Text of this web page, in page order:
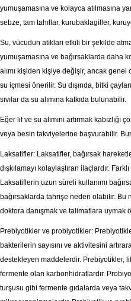
yumuşamasına ve kolayca atılmasına
sebze, tam tahıllar, kurubaklagiller,
Su, vücudun atıkları etkili bir şekilde
yumuşamasına ve bağırsaklarda daha
alımı kişiden kişiye değişir, ancak
su içmesi önerilir. Su dışında, bitki
sıvılar da su alımına katkıda bulunabilir.
Eğer lif ve su alımını artırmak
veya besin takviyelerine başvurabilir.
Laksatifler: Laksatifler, bağırsak
dışkılamayı kolaylaştıran ilaçlardır.
Laksatiflerin uzun süreli kullanımı
bağırsaklarda tahrişe neden olabilir.
doktora danışmak ve talimatlara uymak
Prebiyotikler ve probiyotikler:
bakterilerin sayısını ve aktivitesini
destekleyen maddelerdir. Prebiyotikler,
fermente olan karbonhidratlardır.
turşusu gibi fermente gıdalarda veya